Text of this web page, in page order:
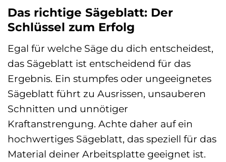
Das richtige Sägeblatt: Der
Schlüssel zum Erfolg
Egal für welche Säge du dich entscheidest,
das Sägeblatt ist entscheidend für das
Ergebnis. Ein stumpfes oder ungeeignetes
Sägeblatt führt zu Ausrissen, unsauberen
Schnitten und unnötiger
Kraftanstrengung. Achte daher auf ein
hochwertiges Sägeblatt, das speziell für das
Material deiner Arbeitsplatte geeignet ist.